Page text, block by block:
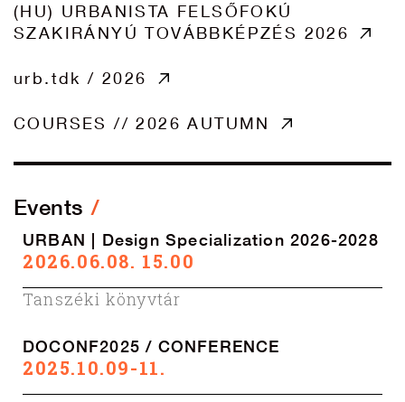
(HU) URBANISTA FELSŐFOKÚ
SZAKIRÁNYÚ TOVÁBBKÉPZÉS 2026
urb.tdk / 2026
COURSES // 2026 AUTUMN
Events
URBAN | Design Specialization 2026-2028
2026.06.08. 15.00
Tanszéki könyvtár
DOCONF2025 / CONFERENCE
2025.10.09-11.